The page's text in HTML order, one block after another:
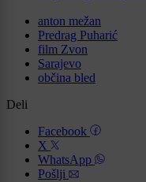
anton mežan
Predrag Puharić
film Zvon
Sarajevo
občina bled
Deli
Facebook
X
WhatsApp
Pošlji